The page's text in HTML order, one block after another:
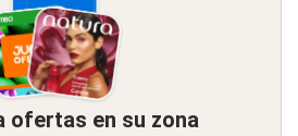
ofertas en su zona